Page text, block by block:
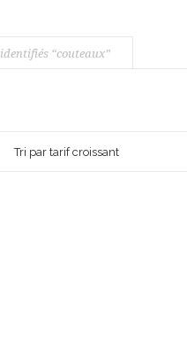
“couteaux”
Tri par tarif croissant